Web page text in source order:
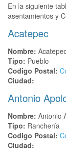
En la siguiente
asentamientos y
Acatepec
Nombre:
Tipo: Pueblo
Codigo Postal:
Ciudad:
Antonio
Nombre: Antonio
Tipo: Ranchería
Codigo Postal:
Ciudad: